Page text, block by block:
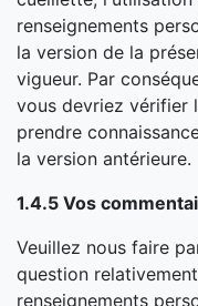
renseignements
la version de la
vigueur. Par
vous devriez vérifier
prendre
la version antérieure.
1.4.5 Vos
Veuillez nous faire
question
renseignements